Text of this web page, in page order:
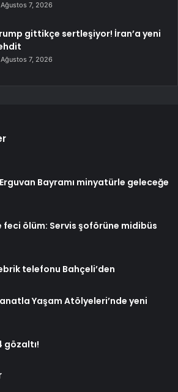
Ağustos 7, 2026
gittikçe sertleşiyor! İran’a yeni
Ağustos 7, 2026
Erguvan Bayramı minyatürle geleceğe
feci ölüm: Servis şoförüne midibüs
telefonu Bahçeli’den
Yaşam Atölyeleri’nde yeni
gözaltı!